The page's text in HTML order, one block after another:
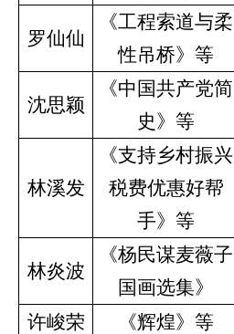
罗仙仙
《工程索道与柔
性吊桥》等
沈思颖
《中国共产党简
史》等
林溪发
《支持乡村振兴
税费优惠好帮
手》等
林炎波
《杨民谋麦薇子
国画选集》
许峻荣 《辉煌》等